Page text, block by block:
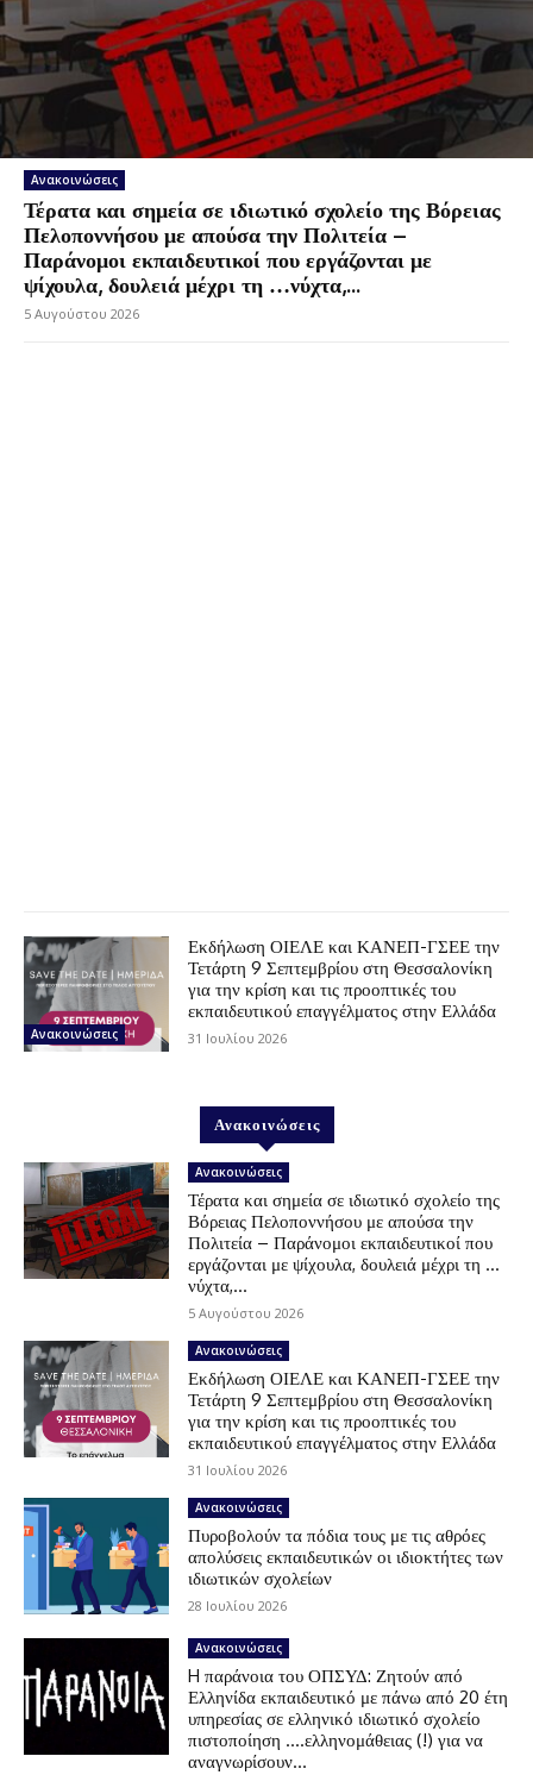
Ανακοινώσεις
Τέρατα και σημεία σε ιδιωτικό σχολείο της Βόρειας
Πελοποννήσου με απούσα την Πολιτεία –
Παράνομοι εκπαιδευτικοί που εργάζονται με
ψίχουλα, δουλειά μέχρι τη …νύχτα,...
5 Αυγούστου 2026
Ανακοινώσεις
Εκδήλωση ΟΙΕΛΕ και ΚΑΝΕΠ-ΓΣΕΕ την
Τετάρτη 9 Σεπτεμβρίου στη Θεσσαλονίκη
για την κρίση και τις προοπτικές του
εκπαιδευτικού επαγγέλματος στην Ελλάδα
31 Ιουλίου 2026
Ανακοινώσεις
Ανακοινώσεις
Τέρατα και σημεία σε ιδιωτικό σχολείο της
Βόρειας Πελοποννήσου με απούσα την
Πολιτεία – Παράνομοι εκπαιδευτικοί που
εργάζονται με ψίχουλα, δουλειά μέχρι τη …
νύχτα,...
5 Αυγούστου 2026
Ανακοινώσεις
Εκδήλωση ΟΙΕΛΕ και ΚΑΝΕΠ-ΓΣΕΕ την
Τετάρτη 9 Σεπτεμβρίου στη Θεσσαλονίκη
για την κρίση και τις προοπτικές του
εκπαιδευτικού επαγγέλματος στην Ελλάδα
31 Ιουλίου 2026
Ανακοινώσεις
Πυροβολούν τα πόδια τους με τις αθρόες
απολύσεις εκπαιδευτικών οι ιδιοκτήτες των
ιδιωτικών σχολείων
28 Ιουλίου 2026
Ανακοινώσεις
H παράνοια του ΟΠΣΥΔ: Ζητούν από
Ελληνίδα εκπαιδευτικό με πάνω από 20 έτη
υπηρεσίας σε ελληνικό ιδιωτικό σχολείο
πιστοποίηση ….ελληνομάθειας (!) για να
αναγνωρίσουν...